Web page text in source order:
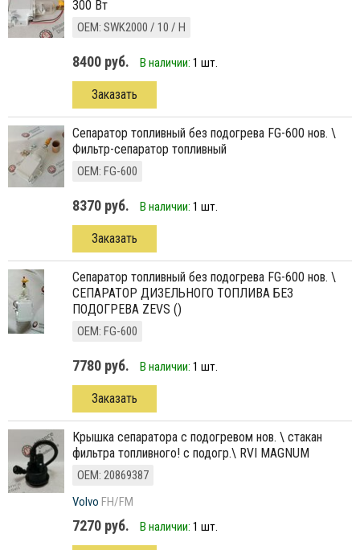
300 Вт
ОЕМ: SWK2000 / 10 / H
8400 руб. В наличии: 1 шт.
Заказать
сепаратор топливный без подогрева FG-600 нов. \
Фильтр-сепаратор топливный
ОЕМ: FG-600
8370 руб. В наличии: 1 шт.
Заказать
сепаратор топливный без подогрева FG-600 нов. \
СЕПАРАТОР ДИЗЕЛЬНОГО ТОПЛИВА БЕЗ
ПОДОГРЕВА ZEVS ()
ОЕМ: FG-600
7780 руб. В наличии: 1 шт.
Заказать
крышка сепаратора с подогревом нов. \ стакан
фильтра топливного! с подогр.\ RVI MAGNUM
ОЕМ: 20869387
Volvo FH/FM
7270 руб. В наличии: 1 шт.